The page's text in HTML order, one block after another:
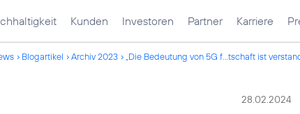
Kunden Investoren Partner Karriere
Blogartikel Archiv 2023 „Die Bedeutung von 5G f...tschaft ist
28.02.2024